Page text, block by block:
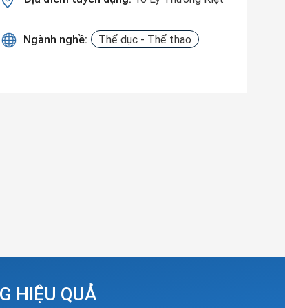
Ngành nghề: Thể dục - Thể thao
HIỆU QUẢ